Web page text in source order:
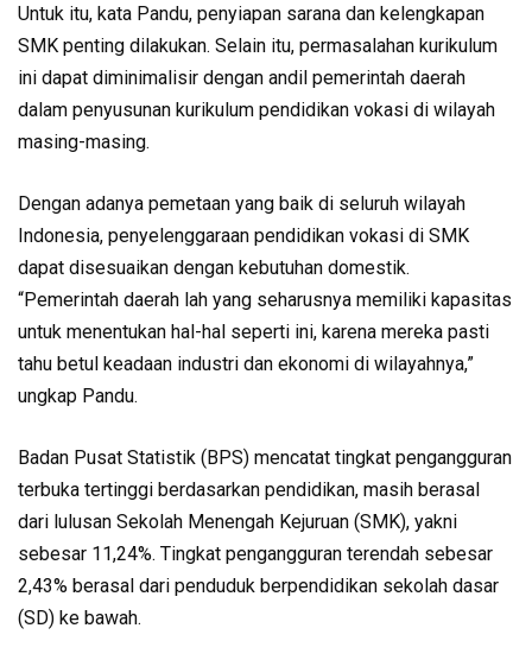
Untuk itu, kata Pandu, penyiapan sarana dan kelengkapan
SMK penting dilakukan. Selain itu, permasalahan kurikulum
ini dapat diminimalisir dengan andil pemerintah daerah
dalam penyusunan kurikulum pendidikan vokasi di wilayah
masing-masing.
Dengan adanya pemetaan yang baik di seluruh wilayah
Indonesia, penyelenggaraan pendidikan vokasi di SMK
dapat disesuaikan dengan kebutuhan domestik.
“Pemerintah daerah lah yang seharusnya memiliki kapasitas
untuk menentukan hal-hal seperti ini, karena mereka pasti
tahu betul keadaan industri dan ekonomi di wilayahnya,”
ungkap Pandu.
Badan Pusat Statistik (BPS) mencatat tingkat pengangguran
terbuka tertinggi berdasarkan pendidikan, masih berasal
dari lulusan Sekolah Menengah Kejuruan (SMK), yakni
sebesar 11,24%. Tingkat pengangguran terendah sebesar
2,43% berasal dari penduduk berpendidikan sekolah dasar
(SD) ke bawah.